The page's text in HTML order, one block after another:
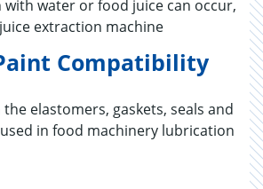
water or food juice can occur,
extraction machine
Compatibility
elastomers, gaskets, seals and
in food machinery lubrication